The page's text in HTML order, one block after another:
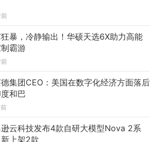
暴，冷静输出！华硕天选6X助力高能
霸游
德集团CEO：美国在数字化经济方面落后
和巴
云科技发布4款自研大模型Nova 2系
上架2款